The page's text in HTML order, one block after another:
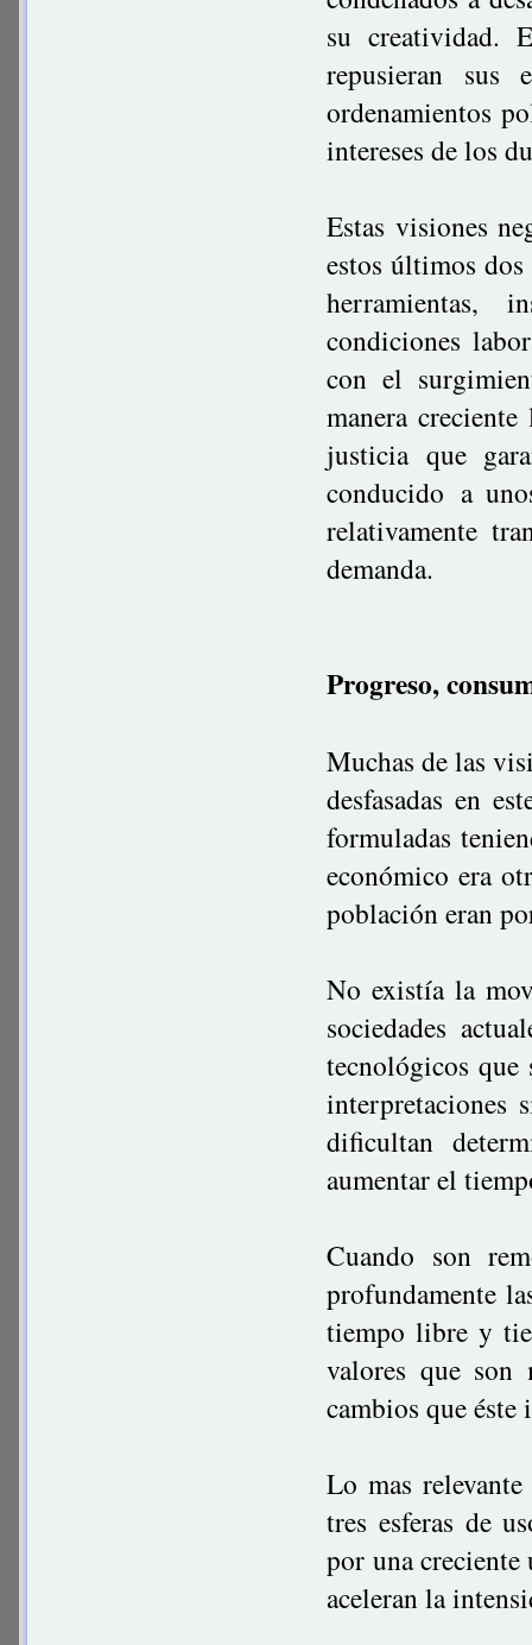
su creatividad.
repusieran sus
ordenamientos
intereses de los
Estas visiones
estos últimos
herramientas,
condiciones
con el
manera
justicia que
conducido a
relativamente
demanda.
Progreso,
Muchas de las
desfasadas en
formuladas
económico era
población eran
No existía la
sociedades
tecnológicos que
interpretaciones
dificultan
aumentar el
Cuando son
profundamente
tiempo libre y
valores que
cambios que
Lo mas
tres esferas de
por una
aceleran la